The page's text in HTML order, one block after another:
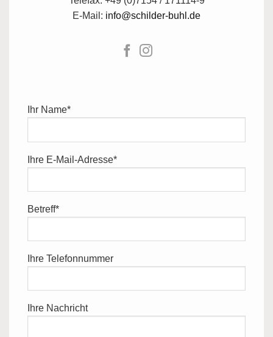
E-Mail: info@schilder-buhl.de
Ihr Name*
Ihre E-Mail-Adresse*
Betreff*
Ihre Telefonnummer
Ihre Nachricht